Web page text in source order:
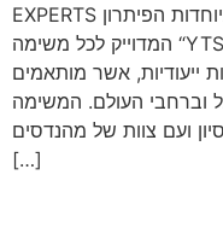
EXPERTS בחוד החנית של רכבים למשימות מיוחדות הפיתרון
המדוייק לכל משימה “YTS מערכות” מתמחה בתכנון, הנדסה
ייעודיות, אשר מותאמים
וברחבי העולם. המשימה
שנים של ניסיון ועם צוות של מהנדסים
[…]